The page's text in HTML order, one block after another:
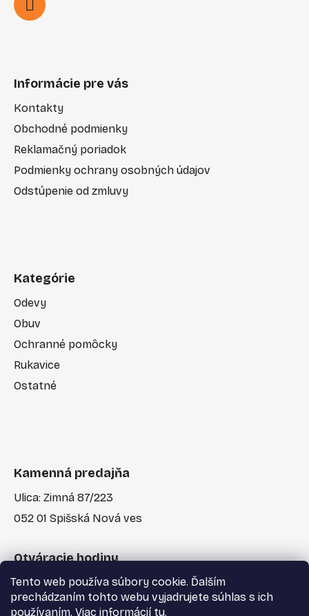
Tento web používa súbory cookie. Ďalším
prechádzaním tohto webu vyjadrujete súhlas s ich
používaním. Viac informácií tu.
Informácie pre vás
Kontakty
Obchodné podmienky
Reklamačný poriadok
Podmienky ochrany osobných údajov
Odstúpenie od zmluvy
Kategórie
Odevy
Obuv
Ochranné pomôcky
Rukavice
Ostatné
Kamenná predajňa
Ulica: Zimná 87/223
052 01 Spišská Nová ves
Otváracie hodiny
Po-Pia: 7:30 - 17:00